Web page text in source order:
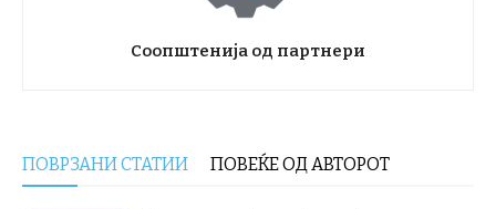
Соопштенија од партнери
ПОВРЗАНИ СТАТИИ ПОВЕЌЕ ОД АВТОРОТ